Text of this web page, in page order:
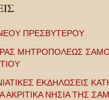
ΠΡΕΣΒΥΤΕΡΟΥ
ΜΗΤΡΟΠΟΛΕΩΣ ΣΑΜΟΥ
ΕΚΔΗΛΩΣΕΙΣ
ΑΚΡΙΤΙΚΑ ΝΗΣΙΑ ΤΗΣ